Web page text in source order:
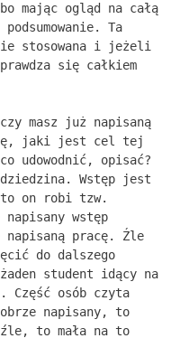
mając ogląd na całą
Ta
stosowana i jeżeli
się całkiem
masz już napisaną
jaki jest cel tej
udowodnić, opisać?
Wstęp jest
on robi tzw.
wstęp
napisaną pracę. Źle
do dalszego
student idący na
Część osób czyta
napisany, to
to mała na to